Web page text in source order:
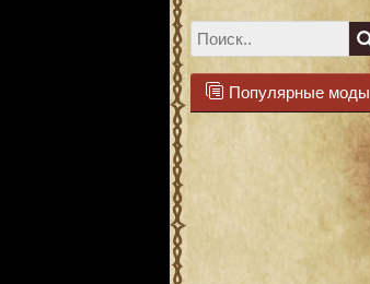
Популярные моды